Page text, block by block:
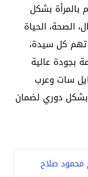
بالمرأة بشكل
الصحة، الحياة
تهم كل سيدة،
ببث برامجها على مدار 24 ساعة بجودة عالية
سات وعرب
بشكل دوري لضمان
محمود صلاح